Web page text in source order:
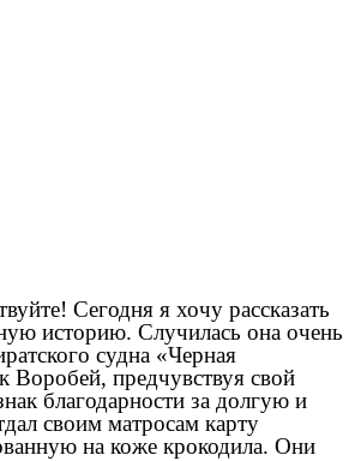
Сегодня я хочу рассказать
историю. Случилась она очень
судна «Черная
предчувствуя свой
благодарности за долгую и
своим матросам карту
на коже крокодила. Они